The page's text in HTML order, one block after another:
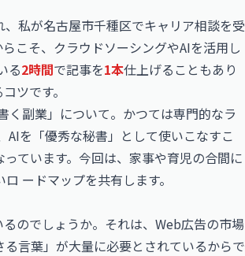
私が名古屋市千種区でキャリア相談を受
こそ、クラウドソーシングやAIを活用し
る2時間で記事を1本仕上げることもあり
ツです。
く副業」について。かつては専門的なラ
AIを「優秀な秘書」として使いこなすこ
ています。今回は、家事や育児の合間に
ードマップを共有します。
のでしょうか。それは、Web広告の市場
言葉」が大量に必要とされているからで